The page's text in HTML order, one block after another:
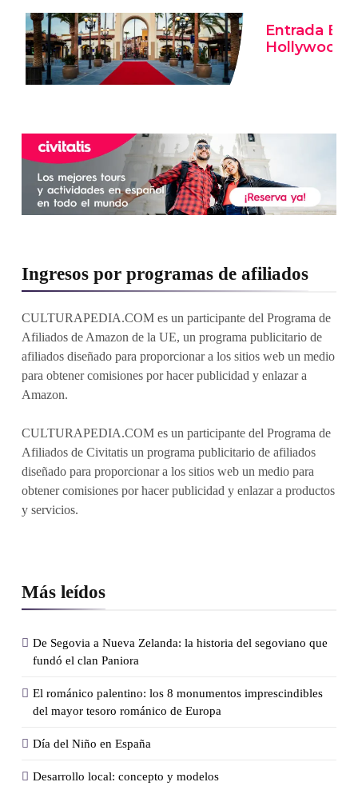
Ingresos por programas de afiliados
CULTURAPEDIA.COM es un participante del Programa de
Afiliados de Amazon de la UE, un programa publicitario de
afiliados diseñado para proporcionar a los sitios web un medio
para obtener comisiones por hacer publicidad y enlazar a
Amazon.
CULTURAPEDIA.COM es un participante del Programa de
Afiliados de Civitatis un programa publicitario de afiliados
diseñado para proporcionar a los sitios web un medio para
obtener comisiones por hacer publicidad y enlazar a productos
y servicios.
Más leídos
De Segovia a Nueva Zelanda: la historia del segoviano que
fundó el clan Paniora
El románico palentino: los 8 monumentos imprescindibles
del mayor tesoro románico de Europa
Día del Niño en España
Desarrollo local: concepto y modelos